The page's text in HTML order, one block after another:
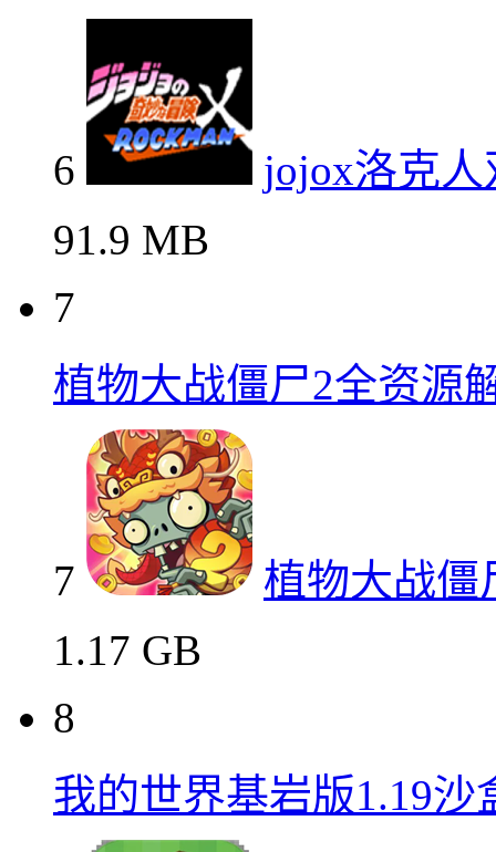
6
jojox洛克
91.9 MB
7
植物大战僵尸2全资源
7
植物大战僵
1.17 GB
8
我的世界基岩版1.19沙